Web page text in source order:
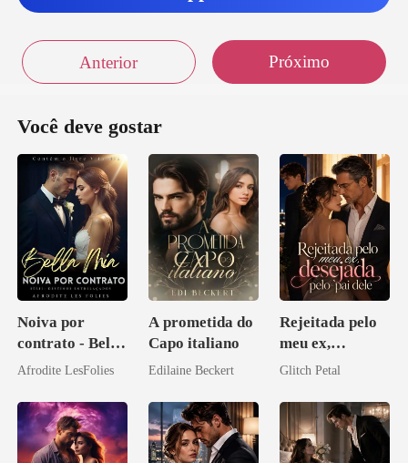
Anterior Próximo
Você deve gostar
Noiva por
contrato - Bella
Mia
Afrodite LesFolies
A prometida do
Capo italiano
Edilaine Beckert
Rejeitada pelo
meu ex,
desejada pelo
Glitch Petal